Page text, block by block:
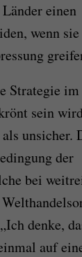
einen
wenn sie
Strategie
sein
unsicher.
der
bei
denke,
auf